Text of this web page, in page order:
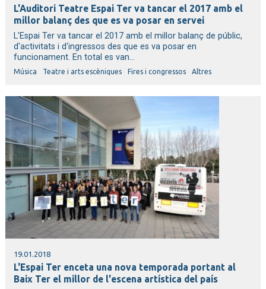
L'Auditori Teatre Espai Ter va tancar el 2017 amb el
millor balanç des que es va posar en servei
L'Espai Ter va tancar el 2017 amb el millor balanç de públic,
d'activitats i d'ingressos des que es va posar en
funcionament. En total es van...
Música Teatre i arts escèniques Fires i congressos Altres
19.01.2018
L'Espai Ter enceta una nova temporada portant al
Baix Ter el millor de l'escena artística del país